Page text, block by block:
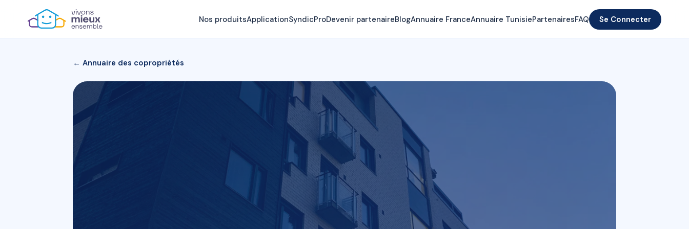
Nos produitsApplicationSyndicProDevenir partenaireBlogAnnuaire FranceAnnuaire TunisiePartenairesFAQ Se Connecter
← Annuaire des copropriétés